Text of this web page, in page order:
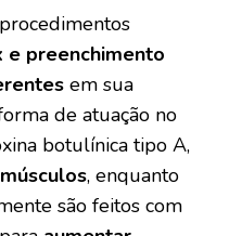
e preenchimento
em sua
de atuação no
botulínica tipo A,
, enquanto
são feitos com